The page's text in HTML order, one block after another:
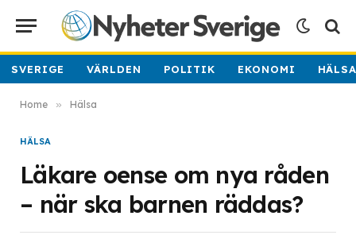
SVERIGE VÄRLDEN POLITIK EKONOMI
Home » Hälsa
HÄLSA
Läkare oense om nya råden
– när ska barnen räddas?